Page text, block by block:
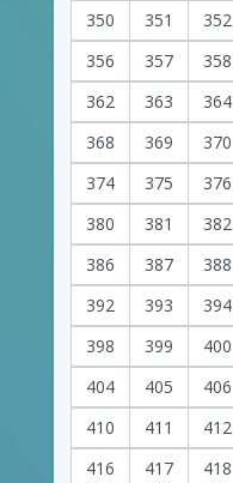
350
351 352
356
357 358
362
363 364
368
369 370
374
375 376
380
381 382
386
387 388
392
393 394
398
399 400
404
405 406
410
411 412
416
417 418